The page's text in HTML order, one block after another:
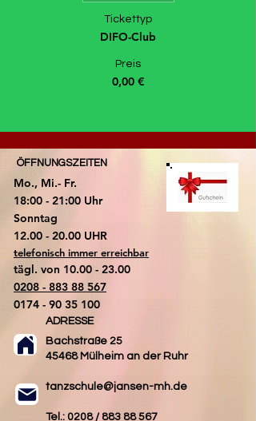
Tickettyp
DIFO-Club
Preis
0,00 €
ÖFFNUNGSZEITEN
Mo., Mi.- Fr.
18:00 - 21:00 Uhr
​Sonntag
​12.00 - 20.00 UHR
telefonisch immer erreichbar
tägl. von 10.00 - 23.00
0208 - 883 88 567
0174 - 90 35 100
ADRESSE
Bachstraße 25
45468 Mülheim an der Ruhr
tanzschule@jansen-mh.de
Tel.: 0208 / 883 88 567